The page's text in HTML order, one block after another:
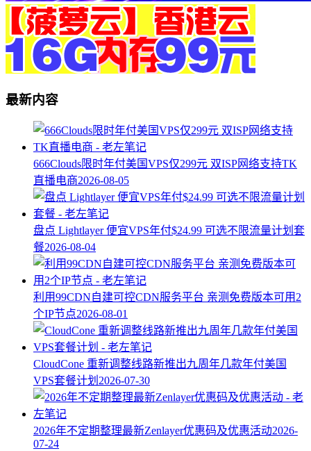
最新内容
666Clouds限时年付美国VPS仅299元 双ISP网络支持TK
直播电商2026-08-05
盘点 Lightlayer 便宜VPS年付$24.99 可选不限流量计划套
餐2026-08-04
利用99CDN自建可控CDN服务平台 亲测免费版本可用2
个IP节点2026-08-01
CloudCone 重新调整线路新推出九周年几款年付美国
VPS套餐计划 2026-07-30
2026年不定期整理最新Zenlayer优惠码及优惠活动2026-
07-24